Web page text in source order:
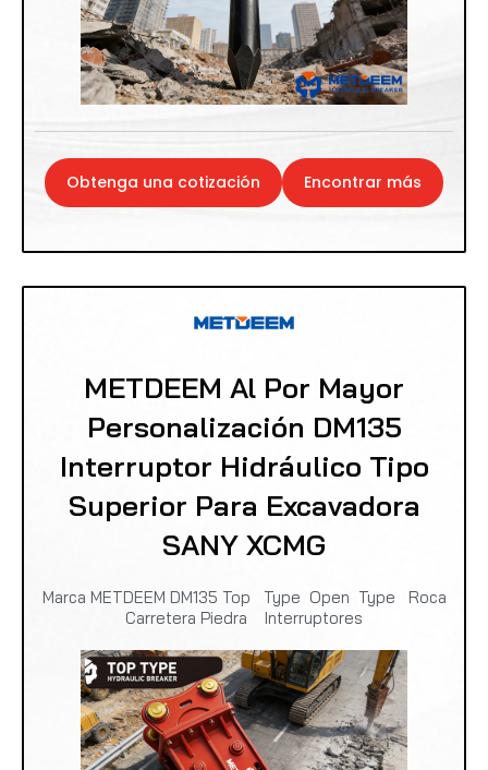
Obtenga una cotización Encontrar más
METDEEM Al Por Mayor
Personalización DM135
Interruptor Hidráulico Tipo
Superior Para Excavadora
SANY XCMG
Marca METDEEM DM135 Top Type Open Type Roca
Carretera Piedra Interruptores